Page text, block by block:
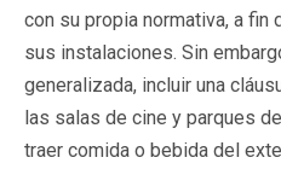
con su propia normativa, a fin
sus instalaciones. Sin
generalizada, incluir una
las salas de cine y parques
traer comida o bebida del